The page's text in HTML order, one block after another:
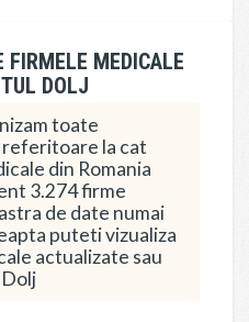
FIRMELE MEDICALE
DOLJ
toate
la cat
din Romania
3.274 firme
de date numai
puteti vizualiza
actualizate sau